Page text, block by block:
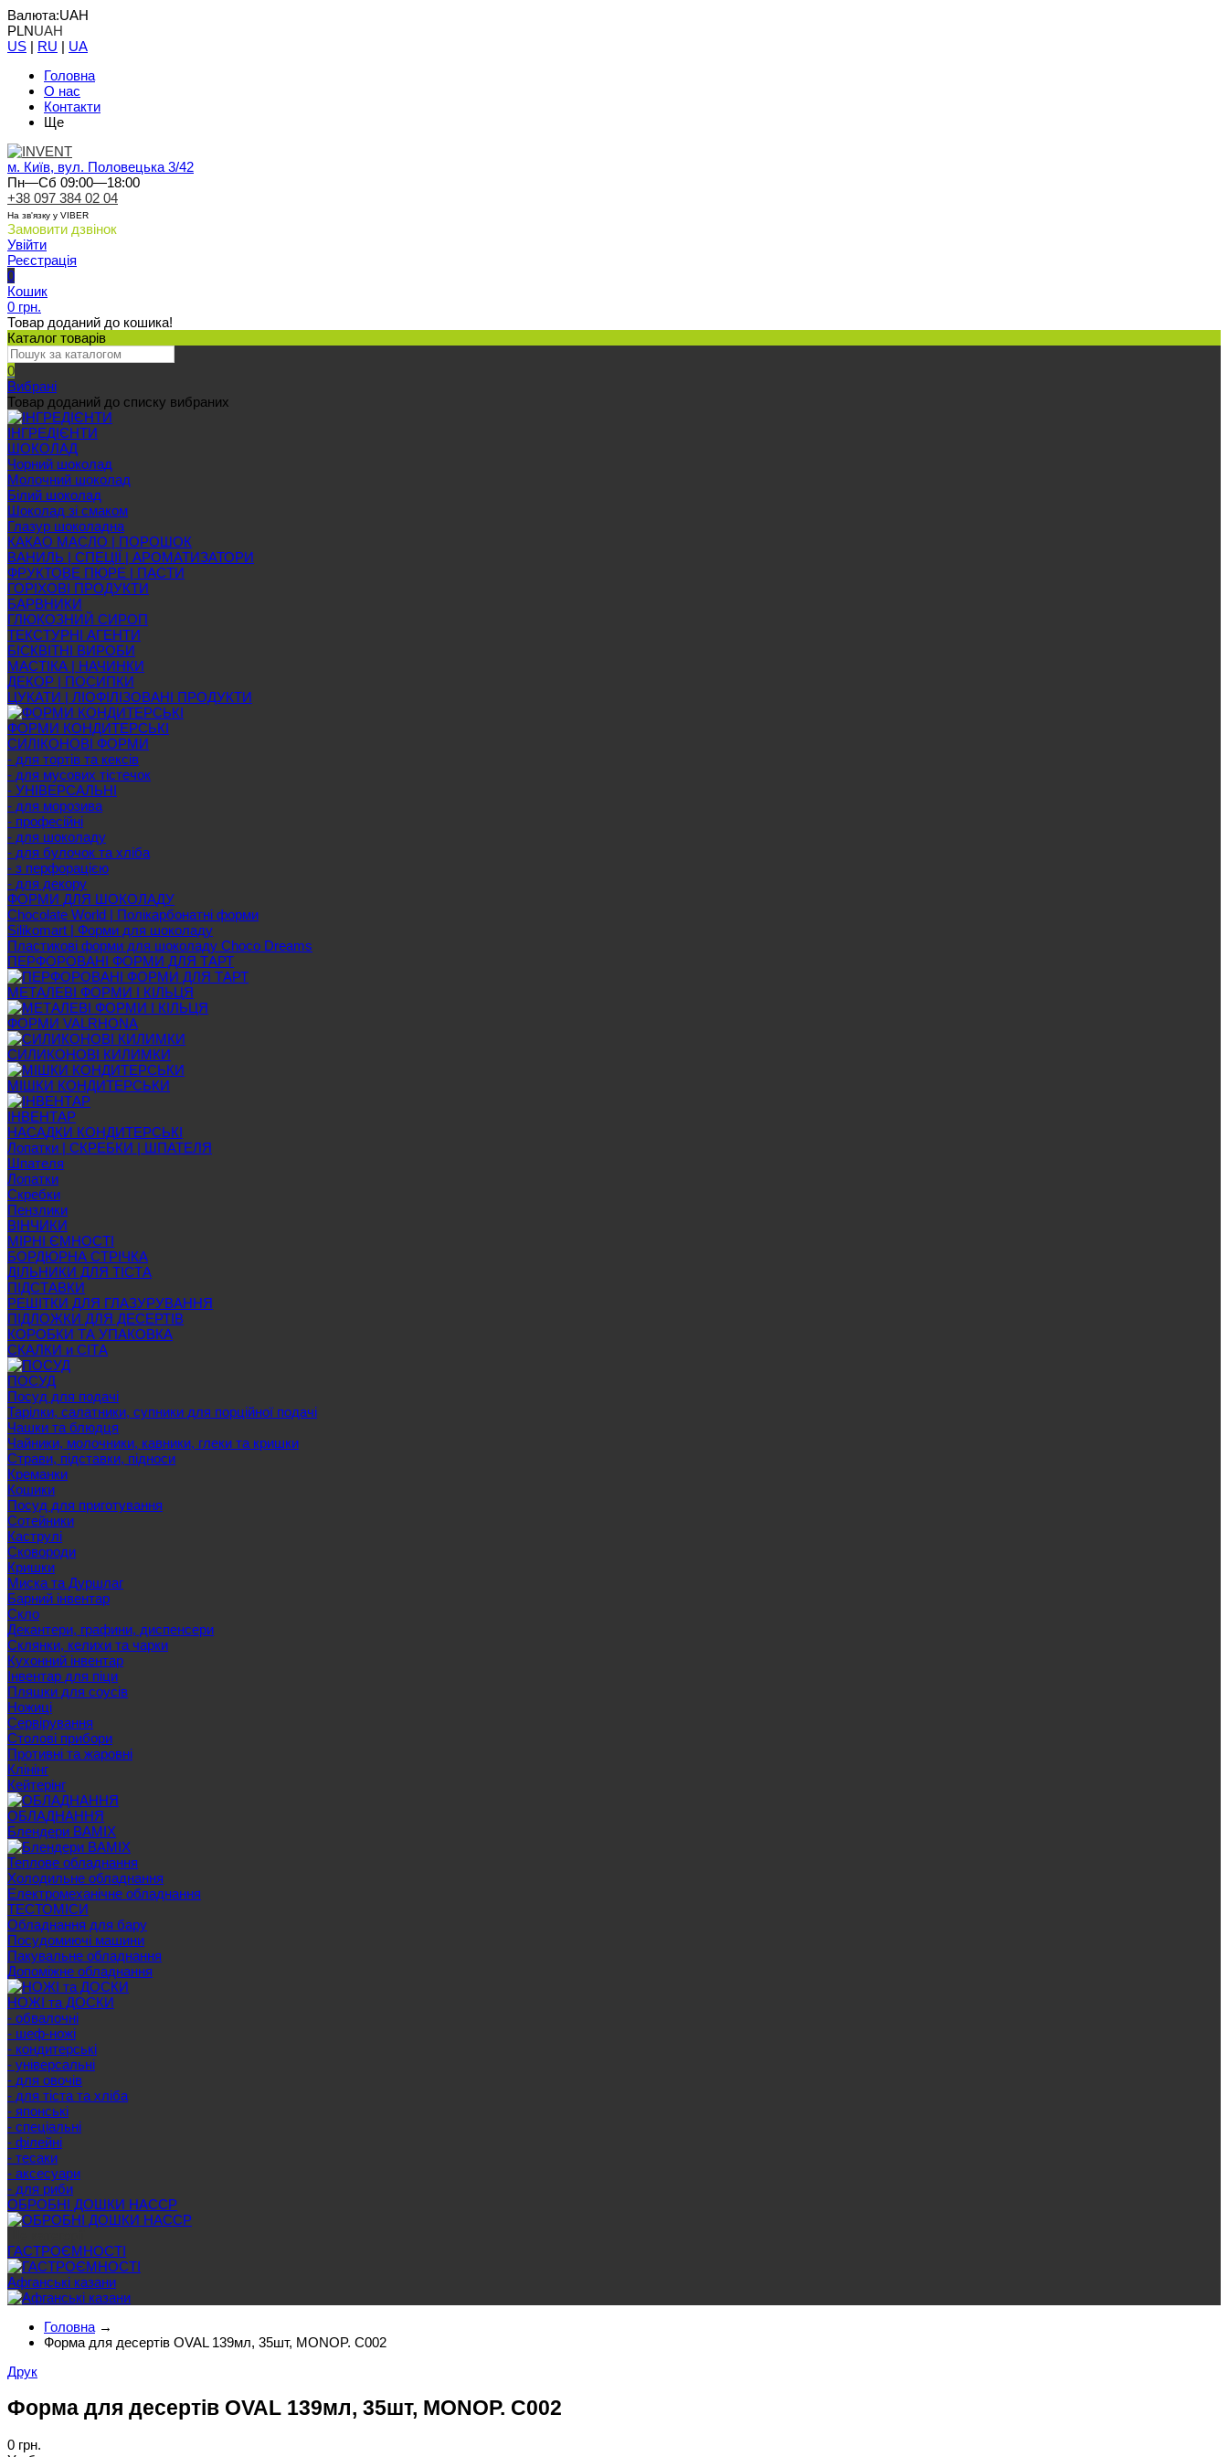
Валюта:UAH
PLNUAH
US | RU | UA
Головна
О нас
Контакти
Ще
м. Київ, вул. Половецька 3/42
Пн—Сб 09:00—18:00
+38 097 384 02 04
На зв'язку у VIBER
Замовити дзвінок
Увійти
Реєстрація
0
Кошик
0 грн.
Товар доданий до кошика!
Каталог товарів
0
Вибрані
Товар доданий до списку вибраних
ІНГРЕДІЄНТИ
ШОКОЛАД
Чорний шоколад
Молочний шоколад
Білий шоколад
Шоколад зі смаком
Глазур шоколадна
КАКАО МАСЛО | ПОРОШОК
ВАНИЛЬ | СПЕЦІЇ | АРОМАТИЗАТОРИ
ФРУКТОВЕ ПЮРЕ | ПАСТИ
ГОРІХОВІ ПРОДУКТИ
БАРВНИКИ
ГЛЮКОЗНИЙ СИРОП
ТЕКСТУРНІ АГЕНТИ
БІСКВІТНІ ВИРОБИ
МАСТІКА | НАЧИНКИ
ДЕКОР | ПОСИПКИ
ЦУКАТИ | ЛІОФІЛІЗОВАНІ ПРОДУКТИ
ФОРМИ КОНДИТЕРСЬКІ
СИЛІКОНОВІ ФОРМИ
- для тортів та кексів
- для мусових тістечок
- УНІВЕРСАЛЬНІ
- для морозива
- професійні
- для шоколаду
- для булочок та хліба
- з перфорацією
- для декору
ФОРМИ ДЛЯ ШОКОЛАДУ
Chocolate World | Полікарбонатні форми
Silikomart | Форми для шоколаду
Пластикові форми для шоколаду Choco Dreams
ПЕРФОРОВАНІ ФОРМИ ДЛЯ ТАРТ
МЕТАЛЕВІ ФОРМИ І КІЛЬЦЯ
ФОРМИ VALRHONA
СИЛИКОНОВІ КИЛИМКИ
МІШКИ КОНДИТЕРСЬКИ
ІНВЕНТАР
НАСАДКИ КОНДИТЕРСЬКІ
Лопатки | СКРЕБКИ | ШПАТЕЛЯ
Шпателя
Лопатки
Скребки
Пензлики
ВІНЧИКИ
МІРНІ ЄМНОСТІ
БОРДЮРНА СТРІЧКА
ДІЛЬНИКИ ДЛЯ ТІСТА
ПІДСТАВКИ
РЕШІТКИ ДЛЯ ГЛАЗУРУВАННЯ
ПІДЛОЖКИ ДЛЯ ДЕСЕРТІВ
КОРОБКИ ТА УПАКОВКА
СКАЛКИ и СІТА
ПОСУД
Посуд для подачі
Тарілки, салатники, супники для порційної подачі
Чашки та блюдця
Чайники, молочники, кавники, глеки та кришки
Страви, підставки, підноси
Креманки
Кошики
Посуд для приготування
Сотейники
Каструлі
Сковороди
Кришки
Миска та Дуршлаг
Барний інвентар
Скло
Декантери, графини, диспенсери
Склянки, келихи та чарки
Кухонний інвентар
Інвентар для піци
Пляшки для соусів
Ножиці
Сервірування
Cтолові прибори
Противні та жаровні
Клінінг
Кейтерінг
ОБЛАДНАННЯ
Блендери BAMIX
Теплове обладнання
Холодильне обладнання
Електромеханічне обладнання
ТЕСТОМІСИ
Обладнання для бару
Посудомиючі машини
Пакувальне обладнання
Допоміжне обладнання
НОЖІ та ДОСКИ
- обвалочні
- шеф-ножі
- кондитерські
- універсальні
- для овочів
- для тіста та хліба
- японські
- спеціальні
- філейні
- тесаки
- аксесуари
- для риби
ОБРОБНІ ДОШКИ HACCP
ГАСТРОЄМНОСТІ
Афганські казани
Головна →
Форма для десертів OVAL 139мл, 35шт, MONOP. C002
Друк
Форма для десертів OVAL 139мл, 35шт, MONOP. C002
0 грн.